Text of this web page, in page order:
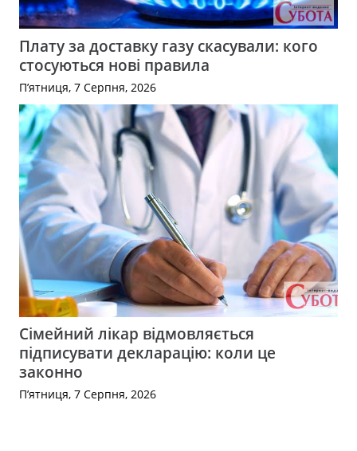
Плату за доставку газу скасували: кого
стосуються нові правила
П’ятниця, 7 Серпня, 2026
Сімейний лікар відмовляється
підписувати декларацію: коли це
законно
П’ятниця, 7 Серпня, 2026